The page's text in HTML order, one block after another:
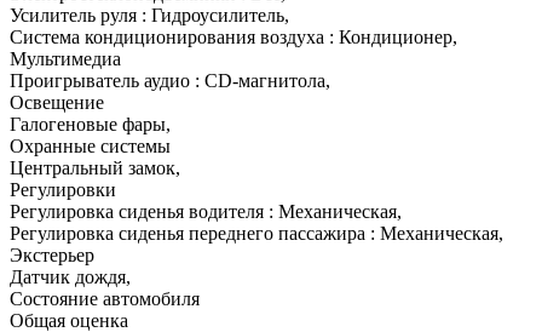
Усилитель руля : Гидроусилитель,
Система кондиционирования воздуха : Кондиционер,
Мультимедиа
Проигрыватель аудио : CD-магнитола,
Освещение
Галогеновые фары,
Охранные системы
Центральный замок,
Регулировки
Регулировка сиденья водителя : Механическая,
Регулировка сиденья переднего пассажира : Механическая,
Экстерьер
Датчик дождя,
Состояние автомобиля
Общая оценка